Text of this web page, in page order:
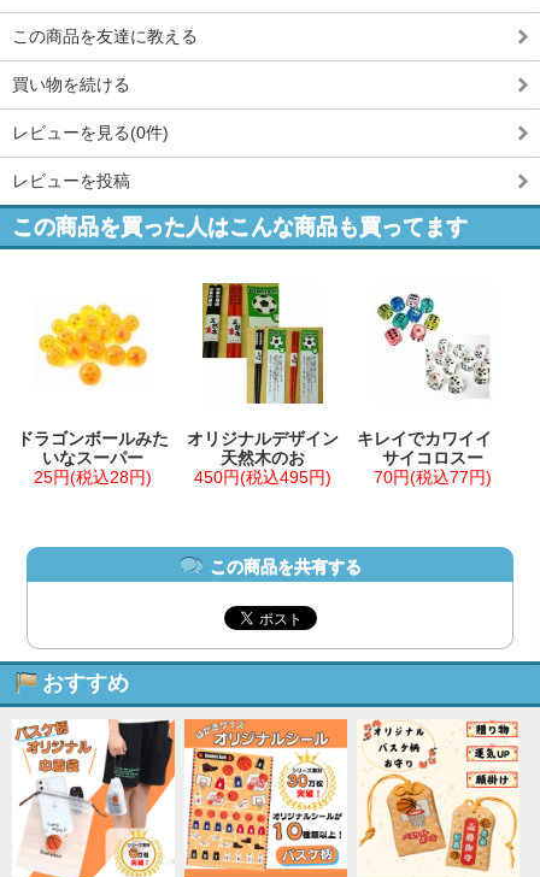
この商品を友達に教える
買い物を続ける
レビューを見る(0件)
レビューを投稿
この商品を買った人はこんな商品も買ってます
ドラゴンボールみた
いなスーパー
25円(税込28円)
オリジナルデザイン
天然木のお
450円(税込495円)
キレイでカワイイ
サイコロスー
70円(税込77円)
この商品を共有する
おすすめ